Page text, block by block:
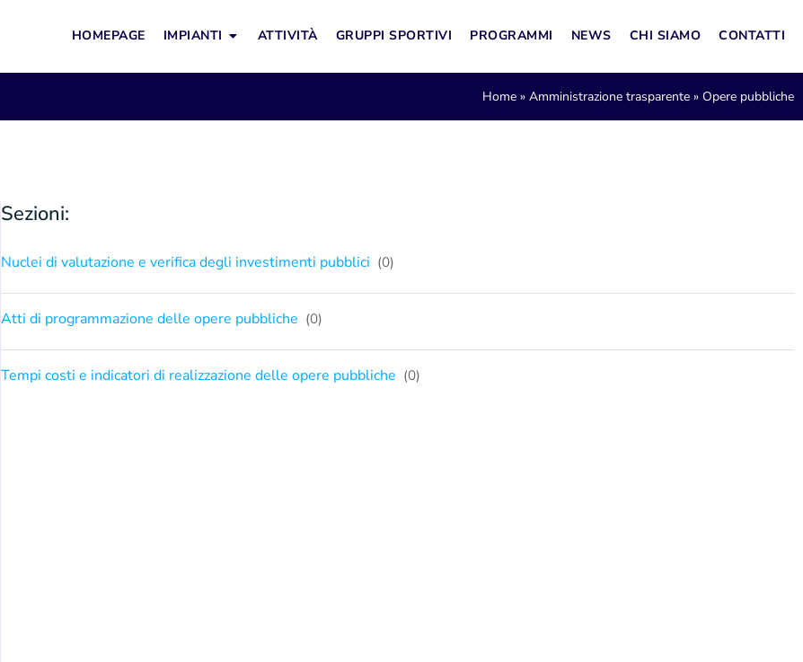
HOMEPAGE IMPIANTI ATTIVITÀ GRUPPI SPORTIVI PROGRAMMI NEWS CHI SIAMO CONTATTI
Home » Amministrazione trasparente » Opere pubbliche
Sezioni:
Nuclei di valutazione e verifica degli investimenti pubblici (0)
Atti di programmazione delle opere pubbliche (0)
Tempi costi e indicatori di realizzazione delle opere pubbliche (0)